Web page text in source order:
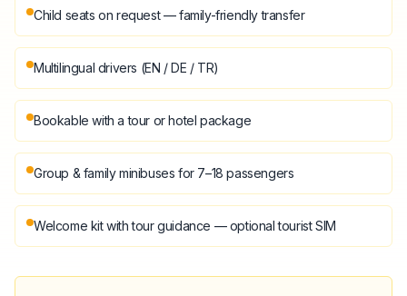
Child seats on request — family-friendly transfer
Multilingual drivers (EN / DE / TR)
Bookable with a tour or hotel package
Group & family minibuses for 7–18 passengers
Welcome kit with tour guidance — optional tourist SIM